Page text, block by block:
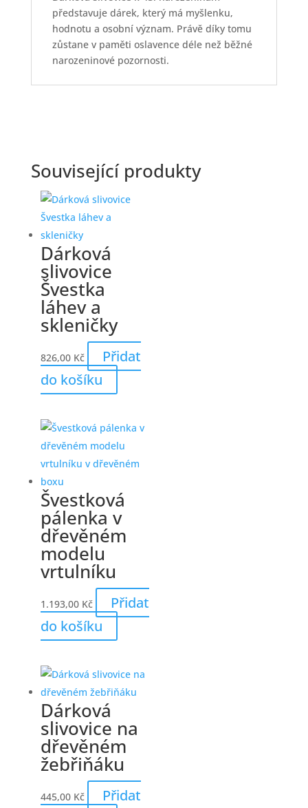
představuje dárek, který má myšlenku,
hodnotu a osobní význam. Právě díky tomu
zůstane v paměti oslavence déle než běžné
narozeninové pozornosti.
Související produkty
Dárková
slivovice
Švestka
láhev a
skleničky
826,00 Kč
Přidat
do košíku
Švestková
pálenka v
dřevěném
modelu
vrtulníku
1.193,00 Kč
Přidat
do košíku
Dárková
slivovice na
dřevěném
žebřiňáku
445,00 Kč
Přidat